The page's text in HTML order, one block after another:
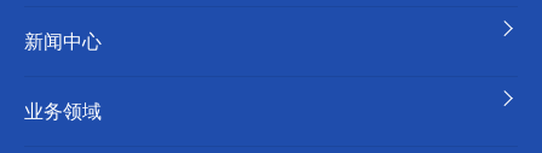
新闻中心
业务领域